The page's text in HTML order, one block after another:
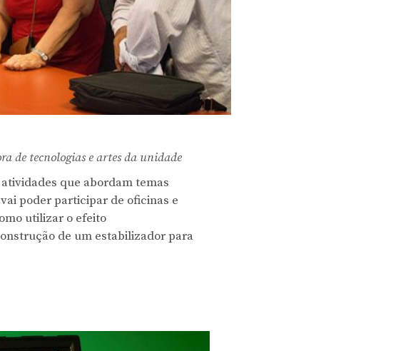
de tecnologias e artes da unidade
que abordam temas
poder participar de oficinas e
utilizar o efeito
de um estabilizador para